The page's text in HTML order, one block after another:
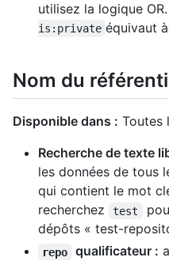
utilisez la logique OR.
is:private équivaut à
Nom du
Disponible dans : Toutes
Recherche de texte
les données de tous
qui contient le mot
recherchez
test
dépôts « test-
repo qualificateur :